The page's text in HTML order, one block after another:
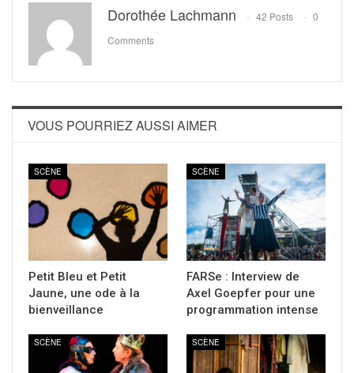
Dorothée Lachmann 42 Posts
0
Comments
VOUS POURRIEZ AUSSI AIMER
SCÈNE
Petit Bleu et Petit
Jaune, une ode à la
bienveillance
SCÈNE
FARSe : Interview de
Axel Goepfer pour une
programmation intense
SCÈNE SCÈNE